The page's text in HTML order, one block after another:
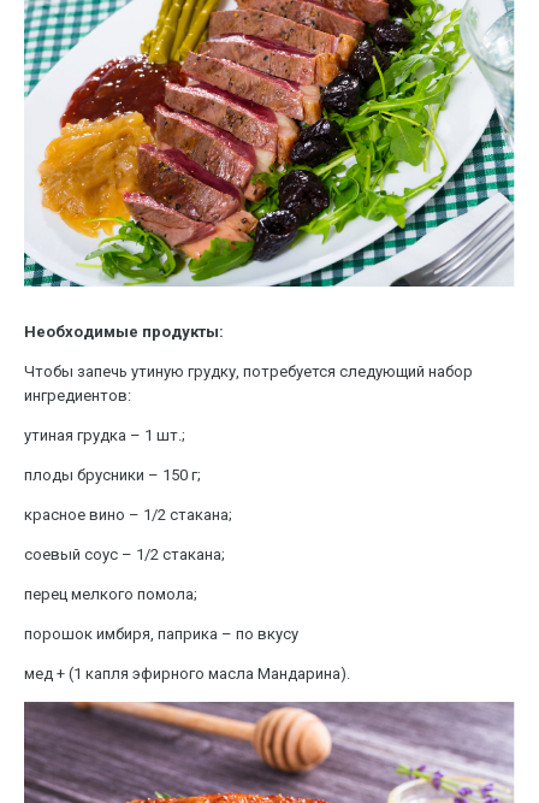
Необходимые продукты:
Чтобы запечь утиную грудку, потребуется следующий набор
ингредиентов:
утиная грудка – 1 шт.;
плоды брусники – 150 г;
красное вино – 1/2 стакана;
соевый соус – 1/2 стакана;
перец мелкого помола;
порошок имбиря, паприка – по вкусу
мед + (1 капля эфирного масла Мандарина).